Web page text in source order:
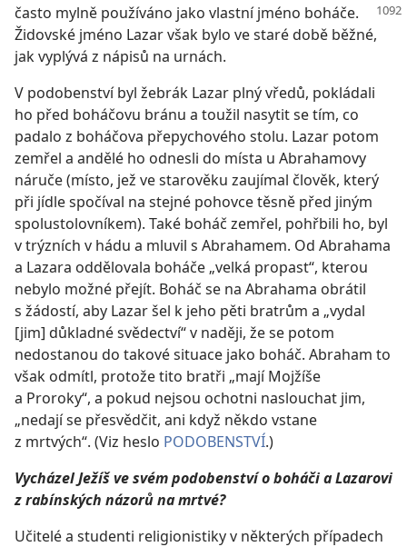
často mylně používáno jako vlastní jméno boháče.
Židovské jméno Lazar však bylo ve staré době běžné,
jak vyplývá z nápisů na urnách.
V podobenství byl žebrák Lazar plný vředů, pokládali
ho před boháčovu bránu a toužil nasytit se tím, co
padalo z boháčova přepychového stolu. Lazar potom
zemřel a andělé ho odnesli do místa u Abrahamovy
náruče (místo, jež ve starověku zaujímal člověk, který
při jídle spočíval na stejné pohovce těsně před jiným
spolustolovníkem). Také boháč zemřel, pohřbili ho, byl
v trýzních v hádu a mluvil s Abrahamem. Od Abrahama
a Lazara oddělovala boháče „velká propast“, kterou
nebylo možné přejít. Boháč se na Abrahama obrátil
s žádostí, aby Lazar šel k jeho pěti bratrům a „vydal
[jim] důkladné svědectví“ v naději, že se potom
nedostanou do takové situace jako boháč. Abraham to
však odmítl, protože tito bratři „mají Mojžíše
a Proroky“, a pokud nejsou ochotni naslouchat jim,
„nedají se přesvědčit, ani když někdo vstane
z mrtvých“. (Viz heslo PODOBENSTVÍ.)
Vycházel Ježíš ve svém podobenství o boháči a Lazarovi
z rabínských názorů na mrtvé?
Učitelé a studenti religionistiky v některých případech